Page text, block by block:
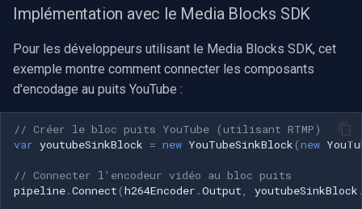
Implémentation avec le Media Blocks SDK
Pour les développeurs utilisant le Media Blocks SDK, cet
exemple montre comment connecter les composants
d'encodage au puits YouTube :
// Créer le bloc puits YouTube (utilisant RTMP)
var youtubeSinkBlock = new YouTubeSinkBlock (new
// Connecter l'encodeur vidéo au bloc puits
pipeline.Connect (h264Encoder .Output youtubeSinkBlock